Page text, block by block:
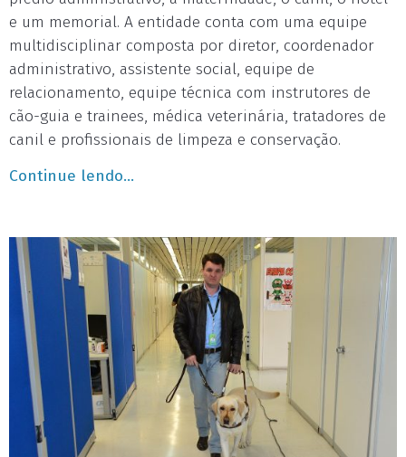
e um memorial. A entidade conta com uma equipe
multidisciplinar composta por diretor, coordenador
administrativo, assistente social, equipe de
relacionamento, equipe técnica com instrutores de
cão-guia e trainees, médica veterinária, tratadores de
canil e profissionais de limpeza e conservação.
Continue lendo...